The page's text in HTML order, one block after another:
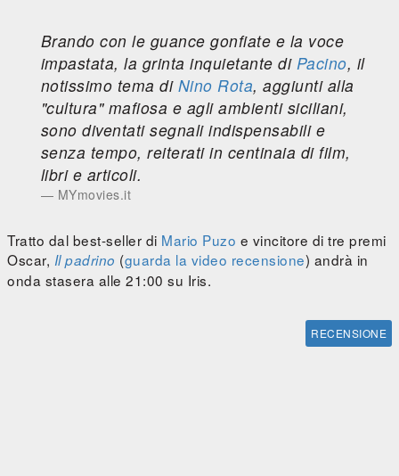
Brando con le guance gonfiate e la voce
impastata, la grinta inquietante di Pacino, il
notissimo tema di Nino Rota, aggiunti alla
"cultura" mafiosa e agli ambienti siciliani,
sono diventati segnali indispensabili e
senza tempo, reiterati in centinaia di film,
libri e articoli.
MYmovies.it
Tratto dal best-seller di Mario Puzo e vincitore di tre premi
Oscar, Il padrino (guarda la video recensione) andrà in
onda stasera alle 21:00 su Iris.
RECENSIONE